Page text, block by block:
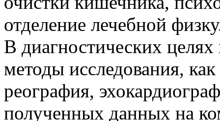
отделение лечебной
В диагностических
методы исследования,
реография,
полученных данных на